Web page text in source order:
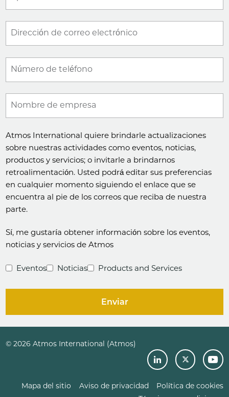
Dirección de correo electrónico
Número de teléfono
Nombre de empresa
Atmos International quiere brindarle actualizaciones
sobre nuestras actividades como eventos, noticias,
productos y servicios; o invitarle a brindarnos
retroalimentación. Usted podrá editar sus preferencias
en cualquier momento siguiendo el enlace que se
encuentra al pie de los correos que reciba de nuestra
parte.
Sí, me gustaría obtener información sobre los eventos,
noticias y servicios de Atmos
Eventos Noticias Products and Services
Enviar
© 2026 Atmos International (Atmos)
Mapa del sitio Aviso de privacidad
Política de cookies